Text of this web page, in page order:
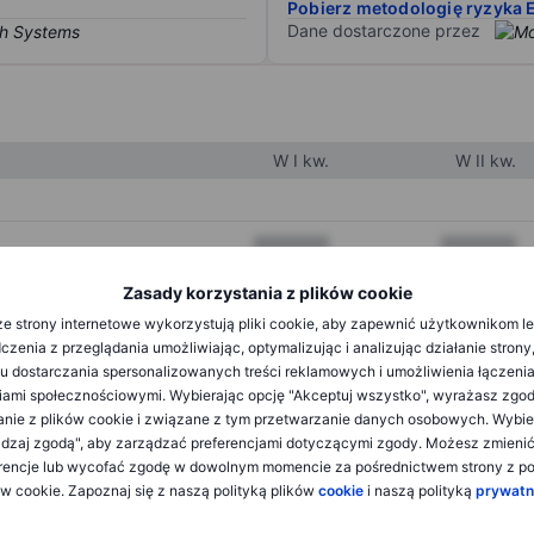
Zasady korzystania z plików cookie
strony internetowe wykorzystują pliki cookie, aby zapewnić użytkownikom
z przeglądania umożliwiając, optymalizując i analizując działanie
dostarczania spersonalizowanych treści reklamowych i umożliwienia
społecznościowymi. Wybierając opcję "Akceptuj wszystko", wyrażasz
z plików cookie i związane z tym przetwarzanie danych osobowych.
zgodą", aby zarządzać preferencjami dotyczącymi zgody. Możesz
lub wycofać zgodę w dowolnym momencie za pośrednictwem strony z
cookie. Zapoznaj się z naszą polityką plików cookie i naszą polityką
Pobierz metodologię ryzyka
Dane dostarczone przez
W I kw. W II kw.
XXXXXXX XXXXXXX
XXXXXXX
XXXXXXX XXXXXXX
XXXXXXX XXXXXXX
XXXXXXX